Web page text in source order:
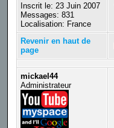
Inscrit le: 23 Juin 2007
Messages: 831
Localisation: France
Revenir en haut de
page
mickael44
Administrateur